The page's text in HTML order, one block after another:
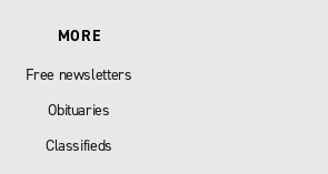
MORE
Free newsletters
Obituaries
Classifieds